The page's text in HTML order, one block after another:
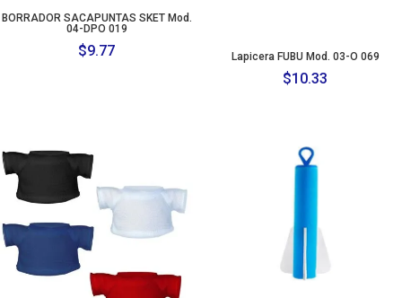
BORRADOR SACAPUNTAS SKET Mod.
04-DPO 019
$9.77 Lapicera FUBU Mod. 03-O 069
$10.33